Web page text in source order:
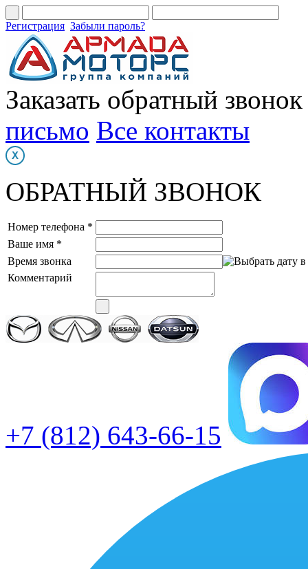
Регистрация Забыли пароль?
Заказать обратный звонок
письмо Все контакты
ОБРАТНЫЙ ЗВОНОК
Номер телефона *
Ваше имя *
Время звонка
Комментарий
+7 (812) 643-66-15